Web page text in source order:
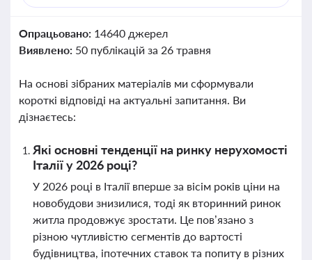
Опрацьовано: 14640 джерел
Виявлено: 50 публікацій за 26 травня
На основі зібраних матеріалів ми сформували
короткі відповіді на актуальні запитання. Ви
дізнаєтесь:
Які основні тенденції на ринку нерухомості
Італії у 2026 році?
У 2026 році в Італії вперше за вісім років ціни на
новобудови знизилися, тоді як вторинний ринок
житла продовжує зростати. Це пов’язано з
різною чутливістю сегментів до вартості
будівництва, іпотечних ставок та попиту в різних